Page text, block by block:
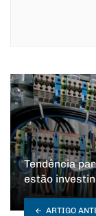
Tendência
estão
ARTIGO